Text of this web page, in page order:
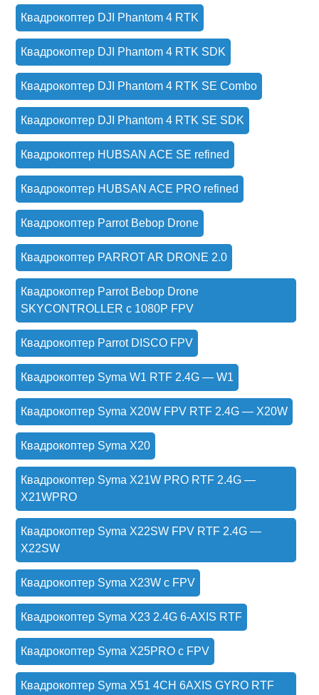
Квадрокоптер DJI Phantom 4 RTK
Квадрокоптер DJI Phantom 4 RTK SDK
Квадрокоптер DJI Phantom 4 RTK SE Combo
Квадрокоптер DJI Phantom 4 RTK SE SDK
Квадрокоптер HUBSAN ACE SE refined
Квадрокоптер HUBSAN ACE PRO refined
Квадрокоптер Parrot Bebop Drone
Квадрокоптер PARROT AR DRONE 2.0
Квадрокоптер Parrot Bebop Drone
SKYCONTROLLER с 1080P FPV
Квадрокоптер Parrot DISCO FPV
Квадрокоптер Syma W1 RTF 2.4G — W1
Квадрокоптер Syma X20W FPV RTF 2.4G — X20W
Квадрокоптер Syma X20
Квадрокоптер Syma X21W PRO RTF 2.4G —
X21WPRO
Квадрокоптер Syma X22SW FPV RTF 2.4G —
X22SW
Квадрокоптер Syma X23W с FPV
Квадрокоптер Syma X23 2.4G 6-AXIS RTF
Квадрокоптер Syma X25PRO с FPV
Квадрокоптер Syma X51 4CH 6AXIS GYRO RTF